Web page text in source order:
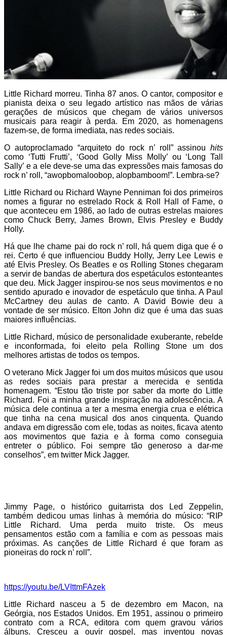
Little Richard morreu. Tinha 87 anos. O cantor, compositor e
pianista deixa o seu legado artístico nas mãos de várias
gerações de músicos que chegam de vários universos
musicais para reagir à perda. Em 2020, as homenagens
fazem-se, de forma imediata, nas redes sociais.
O autoproclamado “arquiteto do rock n’ roll” assinou hits
como ‘Tutti Frutti’, ‘Good Golly Miss Molly’ ou ‘Long Tall
Sally’ e a ele deve-se uma das expressões mais famosas do
rock n’ roll, “awopbomaloobop, alopbamboom!”. Lembra-se?
Little Richard ou Richard Wayne Penniman foi dos primeiros
nomes a figurar no estrelado Rock & Roll Hall of Fame, o
que aconteceu em 1986, ao lado de outras estrelas maiores
como Chuck Berry, James Brown, Elvis Presley e Buddy
Holly.
Há que lhe chame pai do rock n’ roll, há quem diga que é o
rei. Certo é que influenciou Buddy Holly, Jerry Lee Lewis e
até Elvis Presley. Os Beatles e os Rolling Stones chegaram
a servir de bandas de abertura dos espetáculos estonteantes
que deu. Mick Jagger inspirou-se nos seus movimentos e no
sentido apurado e inovador de espetáculo que tinha. A Paul
McCartney deu aulas de canto. A David Bowie deu a
vontade de ser músico. Elton John diz que é uma das suas
maiores influências.
Little Richard, músico de personalidade exuberante, rebelde
e inconformada, foi eleito pela Rolling Stone um dos
melhores artistas de todos os tempos.
O veterano Mick Jagger foi um dos muitos músicos que usou
as redes sociais para prestar a merecida e sentida
homenagem. “Estou tão triste por saber da morte do Little
Richard. Foi a minha grande inspiração na adolescência. A
música dele continua a ter a mesma energia crua e elétrica
que tinha na cena musical dos anos cinquenta. Quando
andava em digressão com ele, todas as noites, ficava atento
aos movimentos que fazia e à forma como conseguia
entreter o público. Foi sempre tão generoso a dar-me
conselhos”, em twitter Mick Jagger.
Jimmy Page, o histórico guitarrista dos Led Zeppelin,
também dedicou umas linhas à memória do músico: “RIP
Little Richard. Uma perda muito triste. Os meus
pensamentos estão com a família e com as pessoas mais
próximas. As canções de Little Richard é que foram as
pioneiras do rock n’ roll”.
https://youtu.be/LVIttmFAzek
Little Richard nasceu a 5 de dezembro em Macon, na
Geórgia, nos Estados Unidos. Em 1951, assinou o primeiro
contrato com a RCA, editora com quem gravou vários
álbuns. Cresceu a ouvir gospel, mas inventou novas